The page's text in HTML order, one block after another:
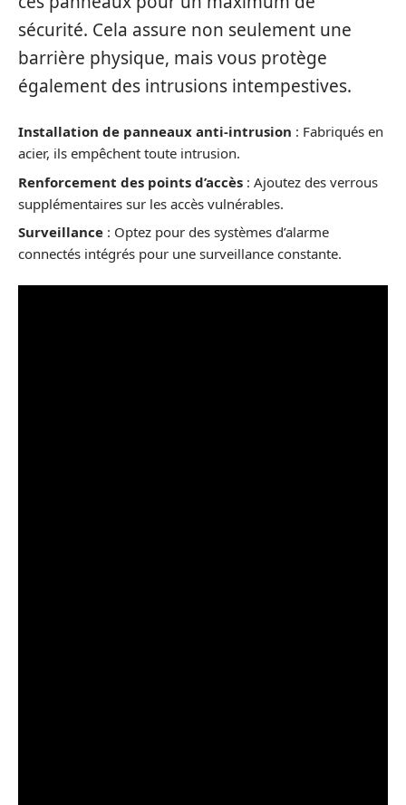
sécurité. Cela assure non seulement une
barrière physique, mais vous protège
également des intrusions intempestives.
Installation de panneaux anti-intrusion : Fabriqués en
acier, ils empêchent toute intrusion.
Renforcement des points d’accès : Ajoutez des verrous
supplémentaires sur les accès vulnérables.
Surveillance : Optez pour des systèmes d’alarme
connectés intégrés pour une surveillance constante.